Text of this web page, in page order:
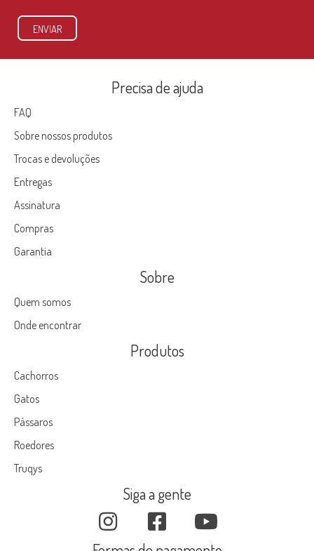
ENVIAR
Precisa de ajuda
FAQ
Sobre nossos produtos
Trocas e devoluções
Entregas
Assinatura
Compras
Garantia
Sobre
Quem somos
Onde encontrar
Produtos
Cachorros
Gatos
Pássaros
Roedores
Truqys
Siga a gente